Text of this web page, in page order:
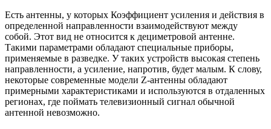
Есть антенны, у которых Коэффициент усиления и действия в
определенной направленности взаимодействуют между
собой. Этот вид не относится к дециметровой антенне.
Такими параметрами обладают специальные приборы,
применяемые в разведке. У таких устройств высокая степень
направленности, а усиление, напротив, будет малым. К слову,
некоторые современные модели Z-антенны обладают
примерными характеристиками и используются в отдаленных
регионах, где поймать телевизионный сигнал обычной
антенной невозможно.